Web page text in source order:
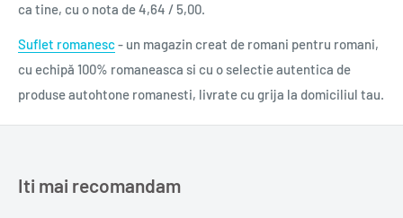
ca tine, cu o nota de 4,64 / 5,00.
Suflet romanesc- un magazin creat de romani pentru romani,
cu echipă 100% romaneasca si cu o selectie autentica de
produse autohtone romanesti, livrate cu grija la domiciliul tau.
Iti mai recomandam